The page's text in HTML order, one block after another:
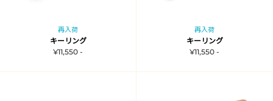
再入荷
キーリング
¥11,550 -
再入荷
キーリング
¥11,550 -